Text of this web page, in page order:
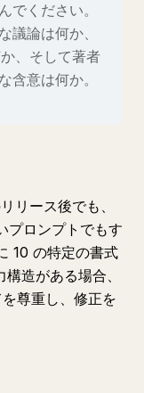
でください。
議論は何か、
、そして著者
含意は何か。
リース後でも、
プロンプトでもす
10 の特定の書式
造がある場合、
尊重し、修正を